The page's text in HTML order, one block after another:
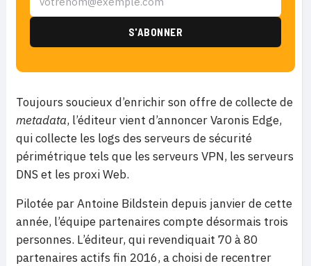
Toujours soucieux d’enrichir son offre de collecte de
metadata, l’éditeur vient d’annoncer Varonis Edge,
qui collecte les logs des serveurs de sécurité
périmétrique tels que les serveurs VPN, les serveurs
DNS et les proxi Web.
Pilotée par Antoine Bildstein depuis janvier de cette
année, l’équipe partenaires compte désormais trois
personnes. L’éditeur, qui revendiquait 70 à 80
partenaires actifs fin 2016, a choisi de recentrer